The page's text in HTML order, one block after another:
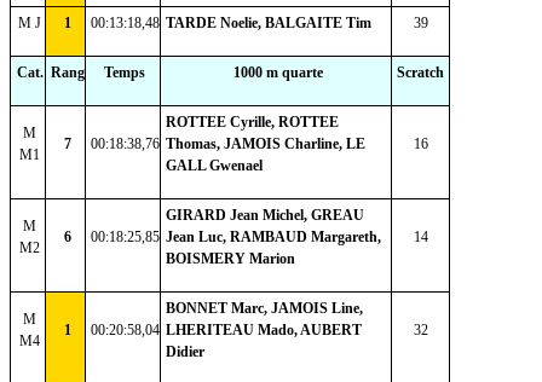
M J 1 00:13:18,48 TARDE Noelie, BALGAITE Tim 39
Cat. Rang Temps 1000 m quarte Scratch
M
M1
7 00:18:38,76
ROTTEE Cyrille, ROTTEE
Thomas, JAMOIS Charline, LE
GALL Gwenael
16
M
M2
6 00:18:25,85
GIRARD Jean Michel, GREAU
Jean Luc, RAMBAUD Margareth,
BOISMERY Marion
14
M
M4
1 00:20:58,04
BONNET Marc, JAMOIS Line,
LHERITEAU Mado, AUBERT
Didier
32